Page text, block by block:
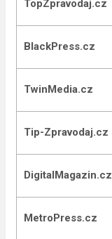
TopZpravodaj.cz
BlackPress.cz
TwinMedia.cz
Tip-Zpravodaj.cz
DigitalMagazin.cz
MetroPress.cz